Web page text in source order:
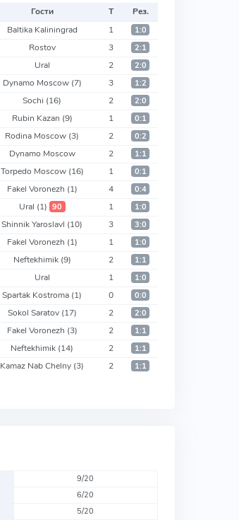
Гости Т
Рез.
Baltika Kaliningrad 1 1:0
Rostov 3 2:1
Ural 2 2:0
Dynamo Moscow (7) 3 1:2
Sochi (16) 2 2:0
Rubin Kazan (9) 1 0:1
Rodina Moscow (3) 2 0:2
Dynamo Moscow 2 1:1
Torpedo Moscow (16) 1 0:1
Fakel Voronezh (1) 4 0:4
Ural (1) 90 1 1:0
Shinnik Yaroslavl (10) 3 3:0
Fakel Voronezh (1) 1 1:0
Neftekhimik (9) 2 1:1
Ural 1 1:0
Spartak Kostroma (1) 0 0:0
Sokol Saratov (17) 2 2:0
Fakel Voronezh (3) 2 1:1
Neftekhimik (14) 2 1:1
Kamaz Nab Chelny (3) 2 1:1
9/20
6/20
5/20